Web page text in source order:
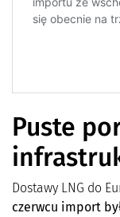
Puste
Dostawy LNG do
czerwcu import